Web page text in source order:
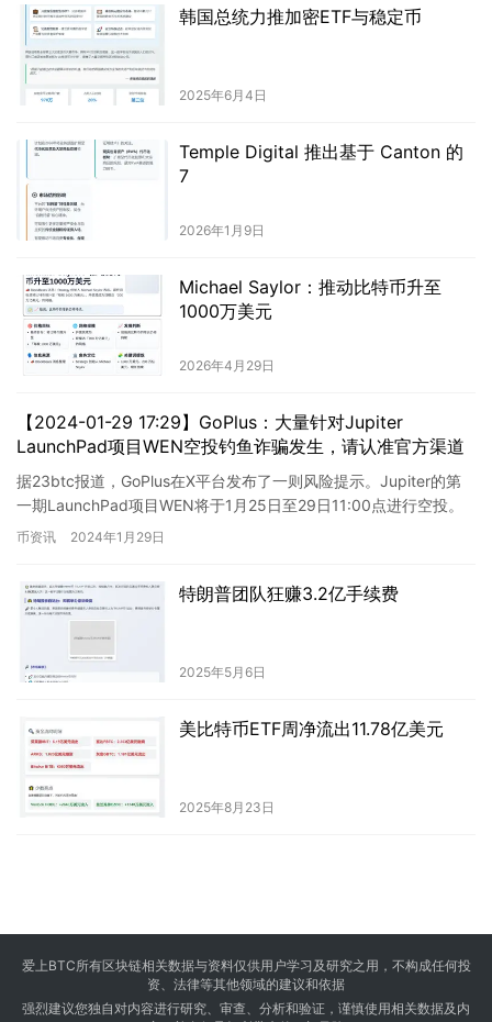
韩国总统力推加密ETF与稳定币
2025年6月4日
Temple Digital 推出基于 Canton 的
7
2026年1月9日
Michael Saylor：推动比特币升至
1000万美元
2026年4月29日
【2024-01-29 17:29】GoPlus：大量针对Jupiter
LaunchPad项目WEN空投钓鱼诈骗发生，请认准官方渠道
据23btc报道，GoPlus在X平台发布了一则风险提示。Jupiter的第
一期LaunchPad项目WEN将于1月25日至29日11:00点进行空投。
然而，目前已经发生了大量针对…
币资讯 2024年1月29日
特朗普团队狂赚3.2亿手续费
2025年5月6日
美比特币ETF周净流出11.78亿美元
2025年8月23日
爱上BTC所有区块链相关数据与资料仅供用户学习及研究之用，不构成任何投
资、法律等其他领域的建议和依据
强烈建议您独自对内容进行研究、审查、分析和验证，谨慎使用相关数据及内